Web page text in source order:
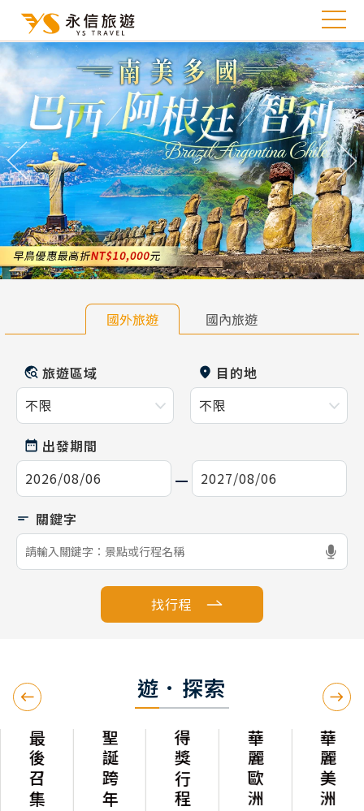
往前 往
國外旅遊 國內旅遊
旅遊區域 目的地
出發期間
找行程
遊．探索
最後召集 聖誕跨年 得獎行程 華麗歐洲 華麗美洲